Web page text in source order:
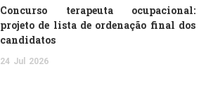
Concurso terapeuta ocupacional:
projeto de lista de ordenação final dos
candidatos
24 Jul 2026